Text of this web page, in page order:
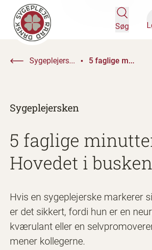
Søg
Sygeplejers... 5 faglige m...
Sygeplejersken
5 faglige
Hovedet i busken
Hvis en sygeplejerske markerer
er det sikkert, fordi hun er en
kværulant eller en
mener kollegerne.